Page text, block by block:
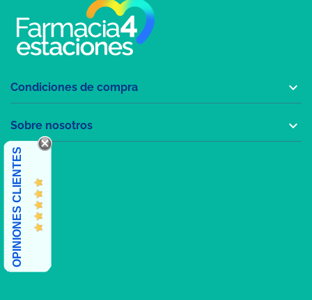
Condiciones de compra 
Sobre nosotros 
OPINIONES CLIENTES